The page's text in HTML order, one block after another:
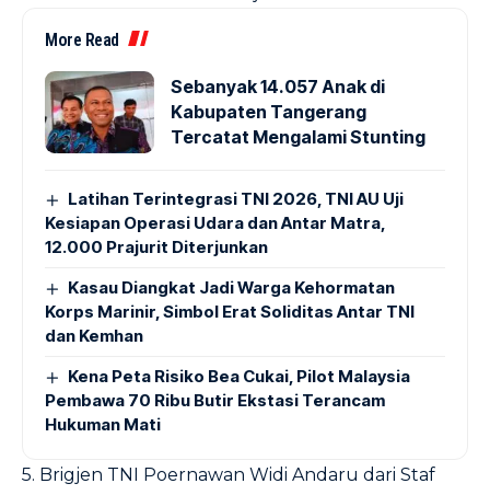
More Read
Sebanyak 14.057 Anak di
Kabupaten Tangerang
Tercatat Mengalami Stunting
Latihan Terintegrasi TNI 2026, TNI AU Uji
Kesiapan Operasi Udara dan Antar Matra,
12.000 Prajurit Diterjunkan
Kasau Diangkat Jadi Warga Kehormatan
Korps Marinir, Simbol Erat Soliditas Antar TNI
dan Kemhan
Kena Peta Risiko Bea Cukai, Pilot Malaysia
Pembawa 70 Ribu Butir Ekstasi Terancam
Hukuman Mati
5. Brigjen TNI Poernawan Widi Andaru dari Staf